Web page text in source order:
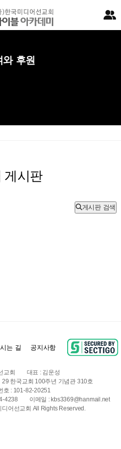
와 후원
게시판
게시판 검색
는 길 공지사항
교회
대표 : 김운성
29 한국교회 100주년 기념관 310호
호 : 101-82-20251
4238
이메일 : kbs3369@hanmail.net
어선교회 All Rights Reserved.